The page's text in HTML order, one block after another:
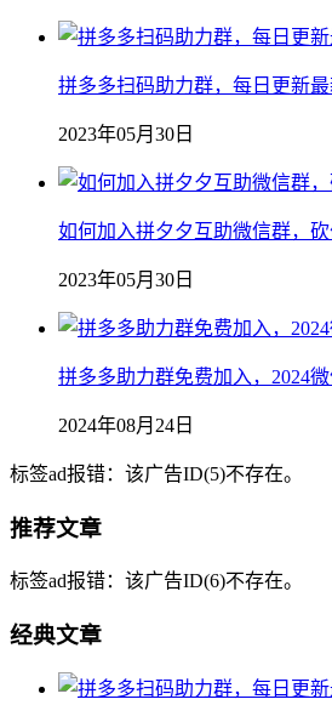
拼多多扫码助力群，每日更新
2023年05月30日
如何加入拼夕夕互助微信群，
2023年05月30日
拼多多助力群免费加入，2024
2024年08月24日
标签ad报错：该广告ID(5)不存在。
推荐文章
标签ad报错：该广告ID(6)不存在。
经典文章